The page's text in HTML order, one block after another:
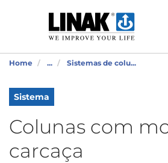
Home ... Sistemas de colu...
Sistema
Colunas com
carcaça